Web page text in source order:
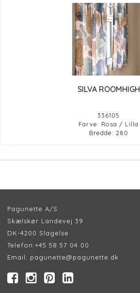
SILVA ROOMHIGH
336105
Farve: Rosa / Lilla
Bredde: 280
Pagunette A/S
Skælskør Landevej 39
DK-4200 Slagelse
Telefon:+45 58 57 04 00
Email: pagunette@pagunette.dk